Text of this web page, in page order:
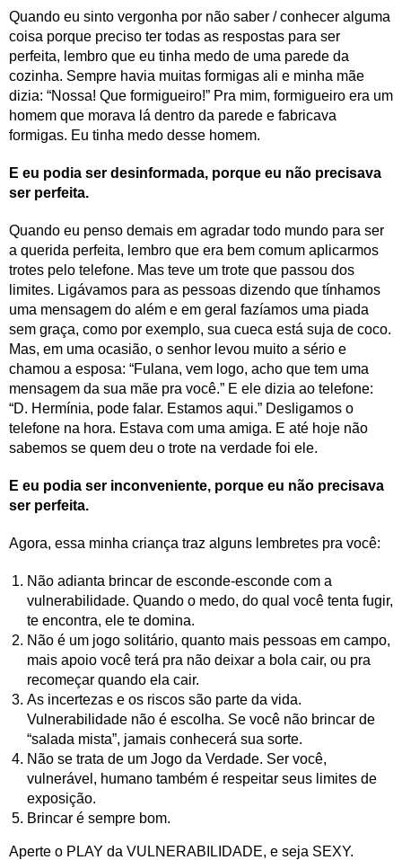
Quando eu sinto vergonha por não saber / conhecer alguma
coisa porque preciso ter todas as respostas para ser
perfeita, lembro que eu tinha medo de uma parede da
cozinha. Sempre havia muitas formigas ali e minha mãe
dizia: “Nossa! Que formigueiro!” Pra mim, formigueiro era um
homem que morava lá dentro da parede e fabricava
formigas. Eu tinha medo desse homem.
E eu podia ser desinformada, porque eu não precisava
ser perfeita.
Quando eu penso demais em agradar todo mundo para ser
a querida perfeita, lembro que era bem comum aplicarmos
trotes pelo telefone. Mas teve um trote que passou dos
limites. Ligávamos para as pessoas dizendo que tínhamos
uma mensagem do além e em geral fazíamos uma piada
sem graça, como por exemplo, sua cueca está suja de coco.
Mas, em uma ocasião, o senhor levou muito a sério e
chamou a esposa: “Fulana, vem logo, acho que tem uma
mensagem da sua mãe pra você.” E ele dizia ao telefone:
“D. Hermínia, pode falar. Estamos aqui.” Desligamos o
telefone na hora. Estava com uma amiga. E até hoje não
sabemos se quem deu o trote na verdade foi ele.
E eu podia ser inconveniente, porque eu não precisava
ser perfeita.
Agora, essa minha criança traz alguns lembretes pra você:
Não adianta brincar de esconde-esconde com a
vulnerabilidade. Quando o medo, do qual você tenta fugir,
te encontra, ele te domina.
Não é um jogo solitário, quanto mais pessoas em campo,
mais apoio você terá pra não deixar a bola cair, ou pra
recomeçar quando ela cair.
As incertezas e os riscos são parte da vida.
Vulnerabilidade não é escolha. Se você não brincar de
“salada mista”, jamais conhecerá sua sorte.
Não se trata de um Jogo da Verdade. Ser você,
vulnerável, humano também é respeitar seus limites de
exposição.
Brincar é sempre bom.
Aperte o PLAY da VULNERABILIDADE, e seja SEXY.